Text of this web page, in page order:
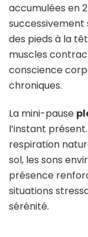
accumulées en
des pieds à la
muscles
conscience
chroniques.
La mini-pause
l’instant
respiration
sol, les sons
présence
situations
sérénité.